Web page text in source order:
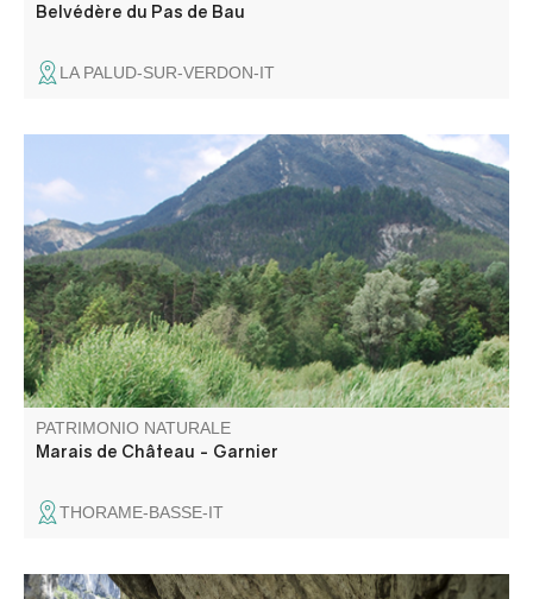
Belvédère du Pas de Bau
LA PALUD-SUR-VERDON-IT
Le Marais de Château-Garnier constitue un des rares
sites connus des Alpes de Haute-Provence.
PATRIMONIO NATURALE
Marais de Château - Garnier
THORAME-BASSE-IT